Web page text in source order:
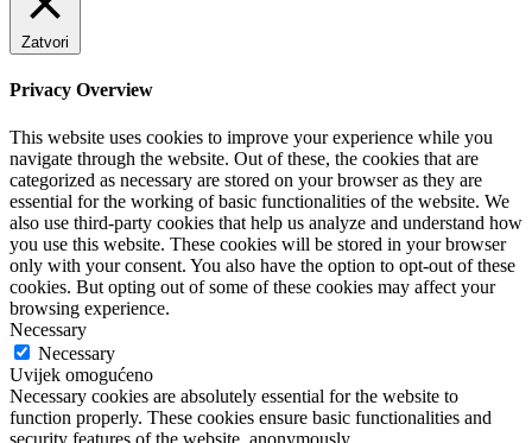
Zatvori
Privacy Overview
This website uses cookies to improve your experience while you
navigate through the website. Out of these, the cookies that are
categorized as necessary are stored on your browser as they are
essential for the working of basic functionalities of the website. We
also use third-party cookies that help us analyze and understand how
you use this website. These cookies will be stored in your browser
only with your consent. You also have the option to opt-out of these
cookies. But opting out of some of these cookies may affect your
browsing experience.
Necessary
Necessary
Uvijek omogućeno
Necessary cookies are absolutely essential for the website to
function properly. These cookies ensure basic functionalities and
security features of the website, anonymously.